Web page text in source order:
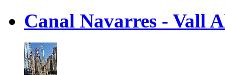
Canal Navarres - Vall